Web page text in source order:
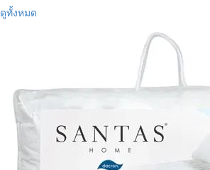
ดูทั้งหมด